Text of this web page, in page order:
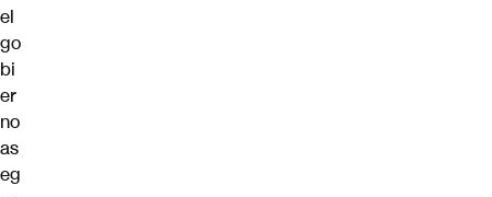
el
go
bi
er
no
as
eg